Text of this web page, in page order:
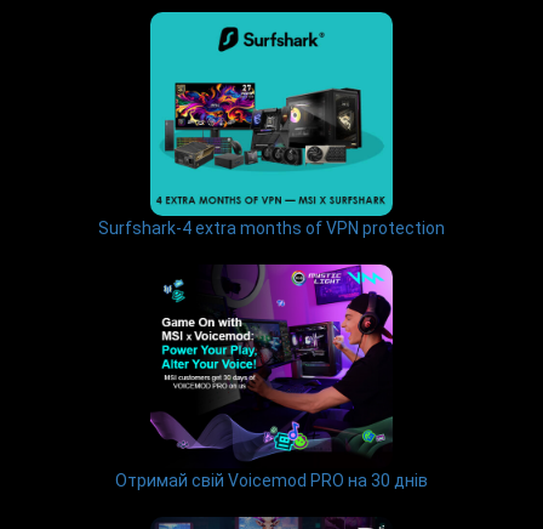
Surfshark-4 extra months of VPN protection
Отримай свій Voicemod PRO на 30 днів